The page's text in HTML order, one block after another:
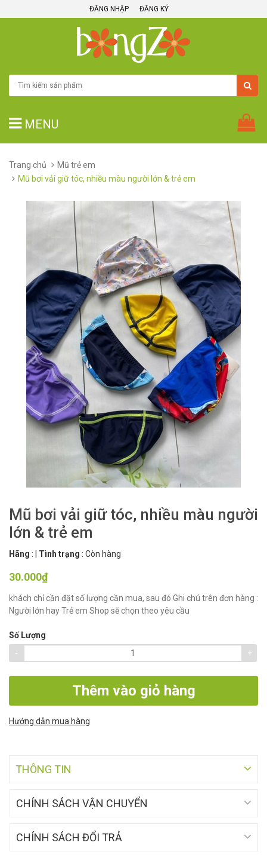
ĐĂNG NHẬP ĐĂNG KÝ
MENU
Trang chủ
Mũ trẻ em
Mũ bơi vải giữ tóc, nhiều màu người lớn & trẻ em
Mũ bơi vải giữ tóc, nhiều màu người
lớn & trẻ em
Hãng : Tình trạng : Còn hàng
30.000₫
khách chỉ cần đặt số lượng cần mua, sau đó Ghi chú trên đơn hàng :
Người lớn hay Trẻ em Shop sẽ chọn theo yêu cầu
Số Lượng
-
+
Thêm vào giỏ hàng
Hướng dẫn mua hàng
THÔNG TIN
CHÍNH SÁCH VẬN CHUYỂN
CHÍNH SÁCH ĐỔI TRẢ